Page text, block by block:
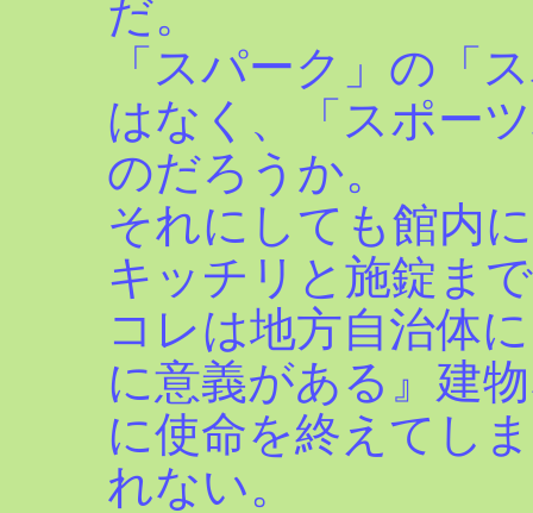
だ。
「スパーク」の「
はなく、「スポー
のだろうか。
それにしても館内
キッチリと施錠ま
コレは地方自治体
に意義がある』建
に使命を終えてし
れない。